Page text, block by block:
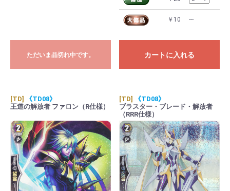
ただいま品切れ中です。
￥10 ---
カートに入れる
[TD]
《TD08》
王道の解放者 ファロン（R仕様）
[TD]
《TD08》
ブラスター・ブレード・解放者
（RRR仕様）